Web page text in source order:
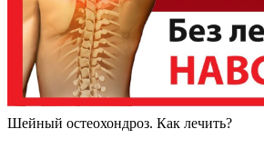
Шейный остеохондроз. Как лечить?